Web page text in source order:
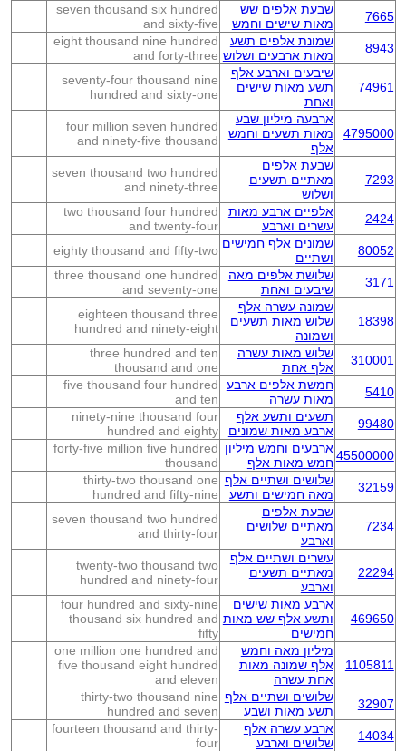
7665
שבעת אלפים שש
מאות שישים וחמש
seven thousand six hundred
and sixty-five
8943
שמונת אלפים תשע
מאות ארבעים ושלוש
eight thousand nine hundred
and forty-three
74961
שיבעים וארבע אלף
תשע מאות שישים
ואחת
seventy-four thousand nine
hundred and sixty-one
4795000
ארבעה מיליון שבע
מאות תשעים וחמש
אלף
four million seven hundred
and ninety-five thousand
7293
שבעת אלפים
מאתיים תשעים
ושלוש
seven thousand two hundred
and ninety-three
2424
אלפיים ארבע מאות
עשרים וארבע
two thousand four hundred
and twenty-four
80052
שמונים אלף חמישים
ושתיים
eighty thousand and fifty-two
3171
שלושת אלפים מאה
שיבעים ואחת
three thousand one hundred
and seventy-one
18398
שמונה עשרה אלף
שלוש מאות תשעים
ושמונה
eighteen thousand three
hundred and ninety-eight
310001
שלוש מאות עשרה
אלף אחת
three hundred and ten
thousand and one
5410
חמשת אלפים ארבע
מאות עשרה
five thousand four hundred
and ten
99480
תשעים ותשע אלף
ארבע מאות שמונים
ninety-nine thousand four
hundred and eighty
45500000 ארבעים וחמש מיליון
חמש מאות אלף
forty-five million five hundred
thousand
32159
שלושים ושתיים אלף
מאה חמישים ותשע
thirty-two thousand one
hundred and fifty-nine
7234
שבעת אלפים
מאתיים שלושים
וארבע
seven thousand two hundred
and thirty-four
22294
עשרים ושתיים אלף
מאתיים תשעים
וארבע
twenty-two thousand two
hundred and ninety-four
469650
ארבע מאות שישים
ותשע אלף שש מאות
חמישים
four hundred and sixty-nine
thousand six hundred and
fifty
1105811
מיליון מאה וחמש
אלף שמונה מאות
אחת עשרה
one million one hundred and
five thousand eight hundred
and eleven
32907
שלושים ושתיים אלף
תשע מאות ושבע
thirty-two thousand nine
hundred and seven
14034
ארבע עשרה אלף
שלושים וארבע
fourteen thousand and thirty-
four